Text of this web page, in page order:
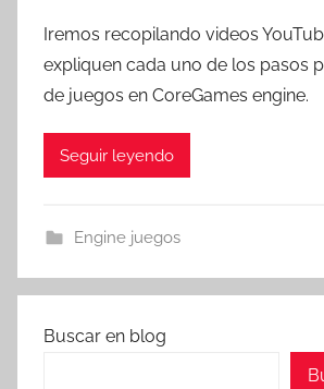
r
T
r
t
Iremos recopilando videos
expliquen cada uno de los pasos
de juegos en CoreGames engine.
Seguir leyendo
Engine juegos
Buscar en blog